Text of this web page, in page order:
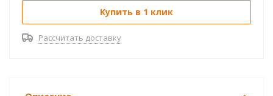
Купить в 1 клик
Рассчитать доставку